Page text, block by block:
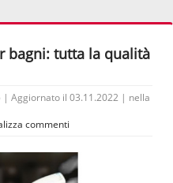
bagni: tutta la qualità
| Aggiornato il 03.11.2022 | nella
commenti